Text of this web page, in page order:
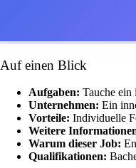
Auf einen Blick
Aufgaben: Tauche ein
Unternehmen: Ein
Vorteile: Individuelle
Weitere
Warum dieser Job:
Qualifikationen: